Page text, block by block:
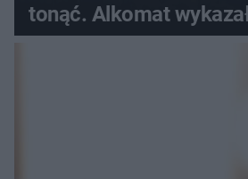
tonąć. Alkomat